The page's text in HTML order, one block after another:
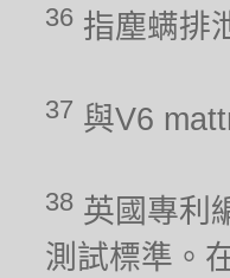
36 指塵螨排
37 與V6
38 英國專利
測試標準。